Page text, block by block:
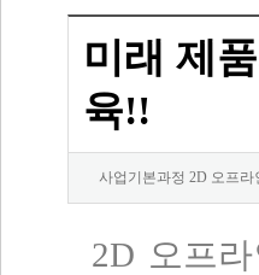
미래 제
육!!
사업기본과정 2D 오프라
2D 오프